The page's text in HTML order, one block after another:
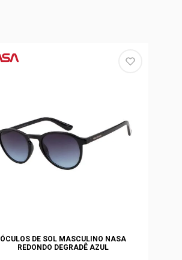
ÓCULOS DE SOL MASCULINO NASA
REDONDO DEGRADÊ AZUL